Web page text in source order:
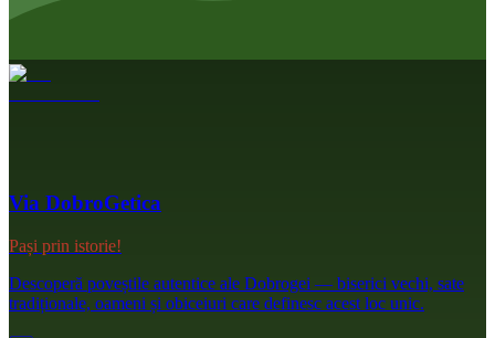
Via DobroGetica
Pași prin istorie!
Descoperă poveștile autentice ale Dobrogei — biserici vechi, sate
tradiționale, oameni și obiceiuri care definesc acest loc unic.